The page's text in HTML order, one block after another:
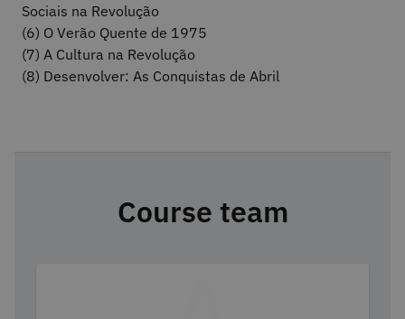
Sociais na Revolução
(6) O Verão Quente de 1975
(7) A Cultura na Revolução
(8) Desenvolver: As Conquistas de Abril
Course team